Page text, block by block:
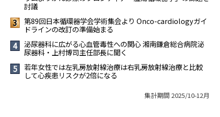
討議
3
第89回日本循環器学会学術集会より Onco-cardiologyガイ
ドラインの改訂の準備始まる
4
泌尿器科に広がる心血管毒性への関心 ――湘南鎌倉総合病院泌
尿器科・上村博司主任部長に聞く
5
若年女性では左乳房放射線治療は右乳房放射線治療と比較
して心疾患リスクが2倍になる
集計期間 2025/10-12月